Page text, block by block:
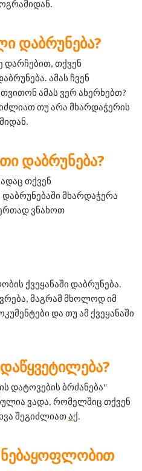
ᲓᲐᲑᲠᲣᲜᲔᲑᲐ?
დარჩებით, თქვენ
ამას ჩვენ
ამას ვერ ახერხებთ?
თუ არა მხარდაჭერის
ᲓᲐᲑᲠᲣᲜᲔᲑᲐ?
თქვენ
მხარდაჭერა
ვნახოთ
ქვეყანაში დაბრუნება.
მაგრამ მხოლოდ იმ
და თუ ამ ქვეყანაში
დატოვების ბრძანება"
ვადა, რომელშიც თქვენ
შეგიძლიათ აქ .